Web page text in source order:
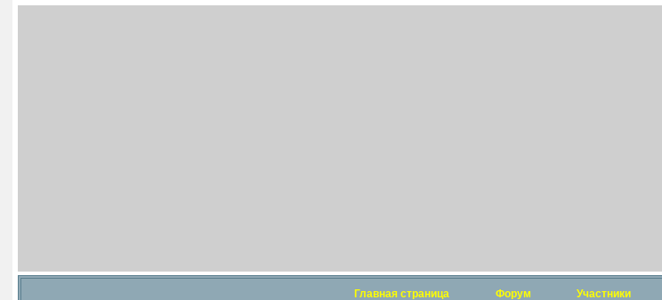
Главная страница Форум Участники